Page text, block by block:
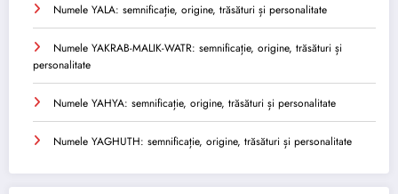
Numele YALA: semnificație, origine, trăsături și personalitate
Numele YAKRAB-MALIK-WATR: semnificație, origine, trăsături și
personalitate
Numele YAHYA: semnificație, origine, trăsături și personalitate
Numele YAGHUTH: semnificație, origine, trăsături și personalitate